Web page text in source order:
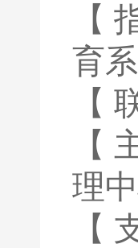
【
育
【
【
理
【